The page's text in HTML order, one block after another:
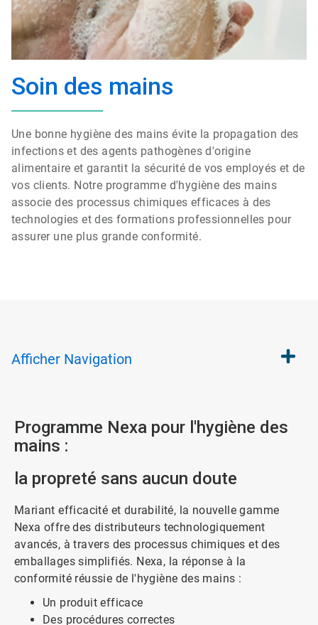
Soin des mains
Une bonne hygiène des mains évite la propagation des
infections et des agents pathogènes d'origine
alimentaire et garantit la sécurité de vos employés et de
vos clients. Notre programme d'hygiène des mains
associe des processus chimiques efficaces à des
technologies et des formations professionnelles pour
assurer une plus grande conformité.
Afficher Navigation
Programme Nexa pour l'hygiène des
mains :
la propreté sans aucun doute
Mariant efficacité et durabilité, la nouvelle gamme
Nexa offre des distributeurs technologiquement
avancés, à travers des processus chimiques et des
emballages simplifiés. Nexa, la réponse à la
conformité réussie de l'hygiène des mains :
Un produit efficace
Des procédures correctes